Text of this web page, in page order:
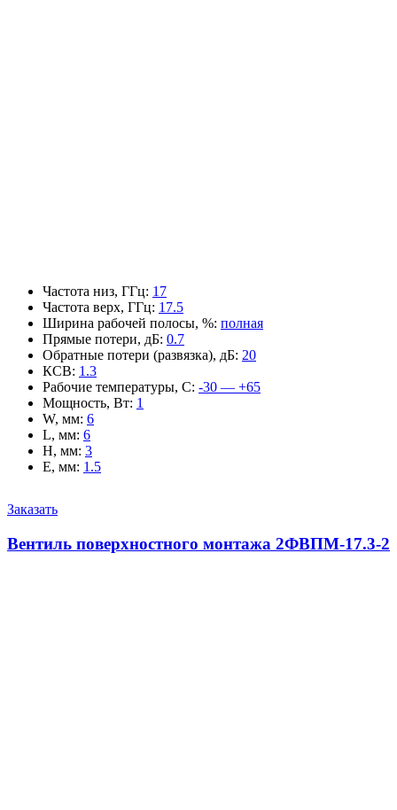
Частота низ, ГГц: 17
Частота верх, ГГц: 17.5
Ширина рабочей полосы, %: полная
Прямые потери, дБ: 0.7
Обратные потери (развязка), дБ: 20
КСВ: 1.3
Рабочие температуры, С: -30 — +65
Мощность, Вт: 1
W, мм: 6
L, мм: 6
H, мм: 3
E, мм: 1.5
Заказать
Вентиль поверхностного монтажа 2ФВПМ-17.3-2